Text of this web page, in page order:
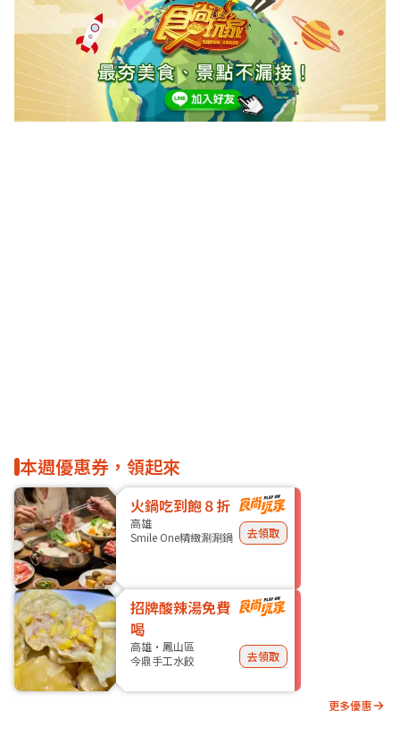
本週優惠券，領起來
火鍋吃到飽８折
高雄
Smile One精緻涮涮鍋
去領取
招牌酸辣湯免費
喝
高雄・鳳山區
今鼎手工水餃
去領取
更多優惠